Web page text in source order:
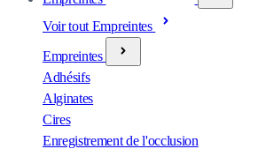
Voir tout Empreintes
Empreintes
Adhésifs
Alginates
Cires
Enregistrement de l'occlusion